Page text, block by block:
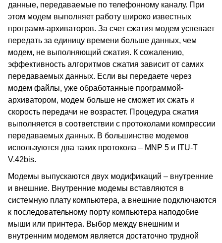
данные, передаваемые по телефонному каналу. При
этом модем выполняет работу широко известных
программ-архиваторов. За счет сжатия модем успевает
передать за единицу времени больше данных, чем
модем, не выполняющий сжатия. К сожалению,
эффективность алгоритмов сжатия зависит от самих
передаваемых данных. Если вы передаете через
модем файлы, уже обработанные программой-
архиватором, модем больше не сможет их сжать и
скорость передачи не возрастет. Процедура сжатия
выполняется в соответствии с протоколами компрессии
передаваемых данных. В большинстве модемов
используются два таких протокола – MNP 5 и ITU-T
V.42bis.
Модемы выпускаются двух модификаций – внутренние
и внешние. Внутренние модемы вставляются в
системную плату компьютера, а внешние подключаются
к последовательному порту компьютера наподобие
мыши или принтера. Выбор между внешним и
внутренним модемом является достаточно трудной